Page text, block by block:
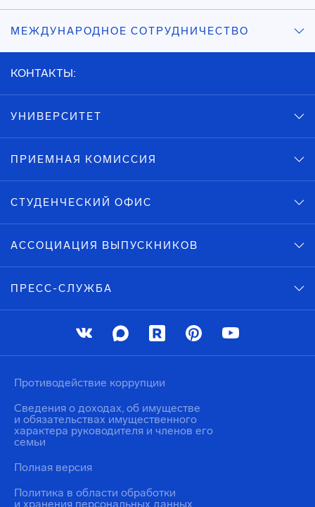
МЕЖДУНАРОДНОЕ СОТРУДНИЧЕСТВО
КОНТАКТЫ:
УНИВЕРСИТЕТ
ПРИЕМНАЯ КОМИССИЯ
СТУДЕНЧЕСКИЙ ОФИС
АССОЦИАЦИЯ ВЫПУСКНИКОВ
ПРЕСС-СЛУЖБА
Политика в области обработки
и хранения персональных данных
Противодействие коррупции
Сведения о доходах, об имуществе
и обязательствах имущественного
характера руководителя и членов его
семьи
Полная версия